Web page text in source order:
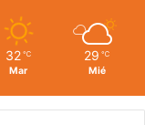
32 ℃
Mar
29 ℃
Mié